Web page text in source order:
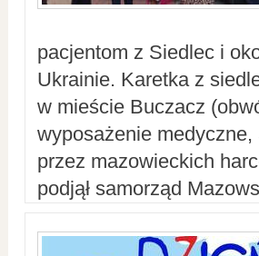
pacjentom z Siedlec i
Ukrainie. Karetka z
w mieście Buczacz
wyposażenie
przez mazowieckich
podjął samorząd